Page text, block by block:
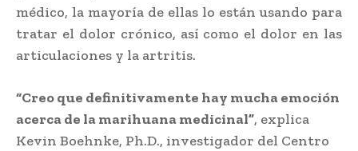
médico, la mayoría de ellas lo están usando para
tratar el dolor crónico, así como el dolor en las
articulaciones y la artritis.
“Creo que definitivamente hay mucha emoción
acerca de la marihuana medicinal”, explica
Kevin Boehnke, Ph.D., investigador del Centro